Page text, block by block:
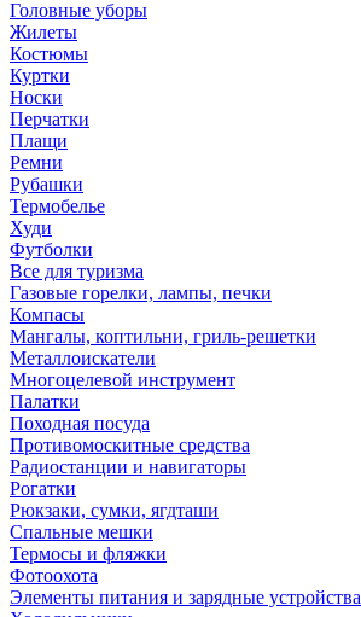
Головные уборы
Жилеты
Костюмы
Куртки
Носки
Перчатки
Плащи
Ремни
Рубашки
Термобелье
Худи
Футболки
Все для туризма
Газовые горелки, лампы, печки
Компасы
Мангалы, коптильни, гриль-решетки
Металлоискатели
Многоцелевой инструмент
Палатки
Походная посуда
Противомоскитные средства
Радиостанции и навигаторы
Рогатки
Рюкзаки, сумки, ягдташи
Спальные мешки
Термосы и фляжки
Фотоохота
Элементы питания и зарядные устройства